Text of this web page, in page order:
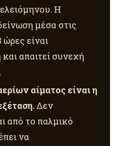
Η
μέσα στις
είναι
απαιτεί συνεχή
αίματος είναι η
Δεν
από το παλμικό
να